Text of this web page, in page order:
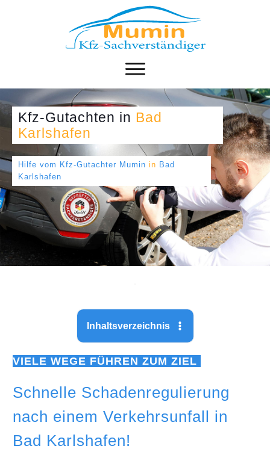
Kfz-Gutachten in Bad
Karlshafen
Hilfe vom Kfz-Gutachter Mumin in Bad
Karlshafen
Inhaltsverzeichnis
VIELE WEGE FÜHREN ZUM ZIEL
Schnelle Schadenregulierung
nach einem Verkehrsunfall in
Bad Karlshafen!